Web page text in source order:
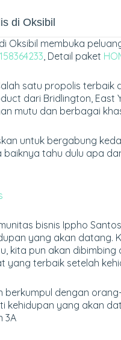
di Oksibil
Oksibil membuka
, Detail paket
satu propolis terbaik
dari Bridlington, East
mutu dan berbagai
untuk bergabung
baiknya tahu dulu apa
bisnis Ippho
yang akan datang.
kita pun akan
yang terbaik setelah
berkumpul dengan
kehidupan yang akan
3A